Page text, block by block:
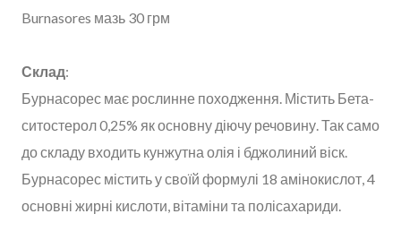
Burnasores мазь 30 грм
Склад:
Бурнасорес має рослинне походження. Містить Бета-
ситостерол 0,25% як основну діючу речовину. Так само
до складу входить кунжутна олія і бджолиний віск.
Бурнасорес містить у своїй формулі 18 амінокислот, 4
основні жирні кислоти, вітаміни та полісахариди.